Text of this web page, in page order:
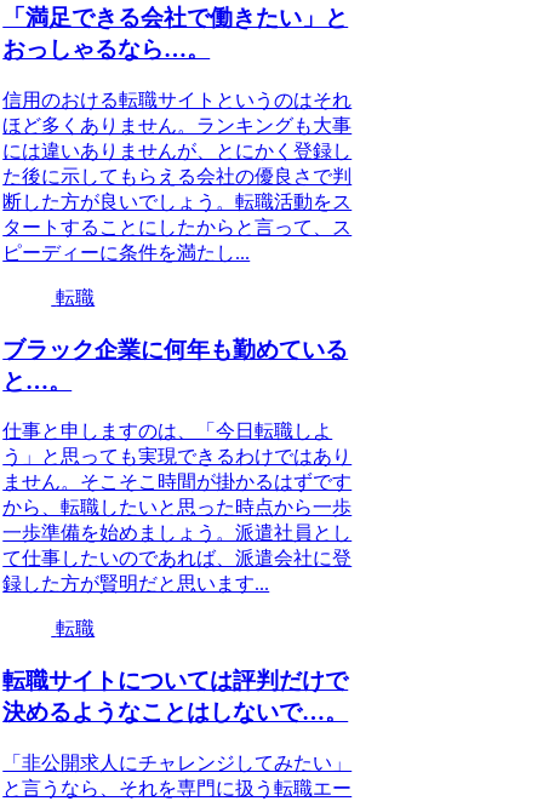
「満足できる会社で働きたい」と
おっしゃるなら…。
信用のおける転職サイトというのはそれ
ほど多くありません。ランキングも大事
には違いありませんが、とにかく登録し
た後に示してもらえる会社の優良さで判
断した方が良いでしょう。転職活動をス
タートすることにしたからと言って、ス
ピーディーに条件を満たし...
転職
ブラック企業に何年も勤めている
と…。
仕事と申しますのは、「今日転職しよ
う」と思っても実現できるわけではあり
ません。そこそこ時間が掛かるはずです
から、転職したいと思った時点から一歩
一歩準備を始めましょう。派遣社員とし
て仕事したいのであれば、派遣会社に登
録した方が賢明だと思います...
転職
転職サイトについては評判だけで
決めるようなことはしないで…。
「非公開求人にチャレンジしてみたい」
と言うなら、それを専門に扱う転職エー